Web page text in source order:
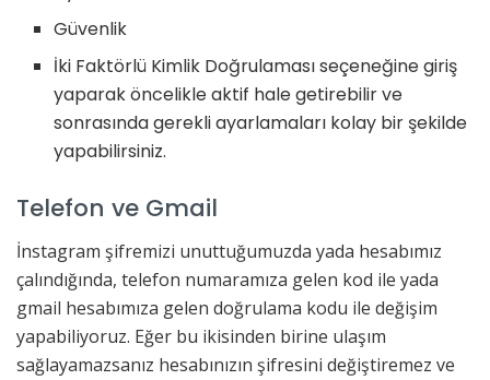
Güvenlik
İki Faktörlü Kimlik Doğrulaması seçeneğine giriş
yaparak öncelikle aktif hale getirebilir ve
sonrasında gerekli ayarlamaları kolay bir şekilde
yapabilirsiniz.
Telefon ve Gmail
İnstagram şifremizi unuttuğumuzda yada hesabımız
çalındığında, telefon numaramıza gelen kod ile yada
gmail hesabımıza gelen doğrulama kodu ile değişim
yapabiliyoruz. Eğer bu ikisinden birine ulaşım
sağlayamazsanız hesabınızın şifresini değiştiremez ve